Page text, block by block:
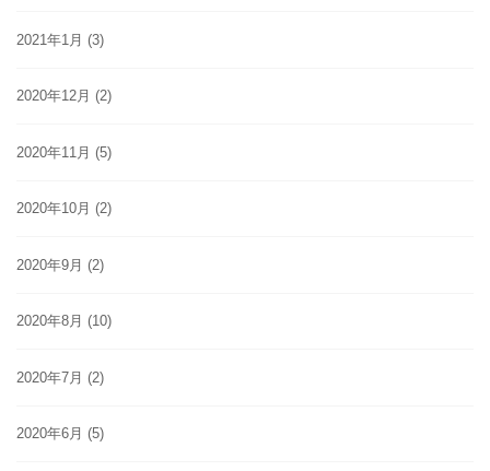
2021年1月 (3)
2020年12月 (2)
2020年11月 (5)
2020年10月 (2)
2020年9月 (2)
2020年8月 (10)
2020年7月 (2)
2020年6月 (5)